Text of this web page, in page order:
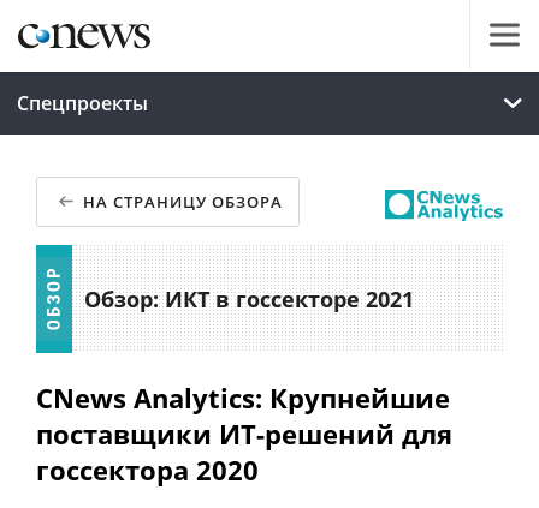
Спецпроекты
НА СТРАНИЦУ ОБЗОРА
Обзор: ИКТ в госсекторе 2021
CNews Analytics: Крупнейшие
поставщики ИТ-решений для
госсектора 2020